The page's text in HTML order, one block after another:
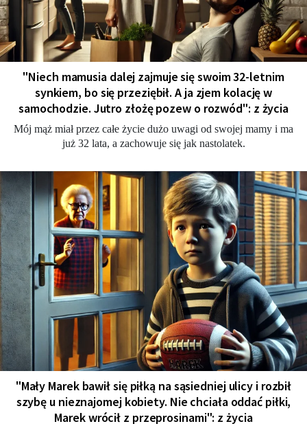
"Niech mamusia dalej zajmuje się swoim 32-letnim
synkiem, bo się przeziębił. A ja zjem kolację w
samochodzie. Jutro złożę pozew o rozwód": z życia
Mój mąż miał przez całe życie dużo uwagi od swojej mamy i ma
już 32 lata, a zachowuje się jak nastolatek.
"Mały Marek bawił się piłką na sąsiedniej ulicy i rozbił
szybę u nieznajomej kobiety. Nie chciała oddać piłki,
Marek wrócił z przeprosinami": z życia